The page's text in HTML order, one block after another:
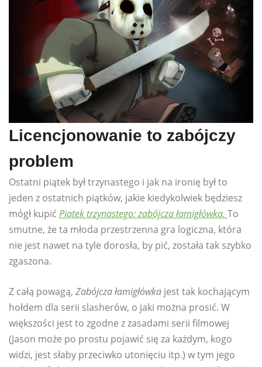
Licencjonowanie to zabójczy
problem
Ostatni piątek był trzynastego i jak na ironię był to
jeden z ostatnich piątków, jakie kiedykolwiek będziesz
mógł kupić Piątek trzynastego: zabójcza łamigłówka. To
smutne, że ta młoda przestrzenna gra logiczna, która
nie jest nawet na tyle dorosła, by pić, została tak szybko
zgaszona.
Z całą powagą, Zabójcza łamigłówka jest tak kochającym
hołdem dla serii slasherów, o jaki można prosić. W
większości jest to zgodne z zasadami serii filmowej
(Jason może po prostu pojawić się za każdym, kogo
widzi, jest słaby przeciwko utonięciu itp.) w tym jego